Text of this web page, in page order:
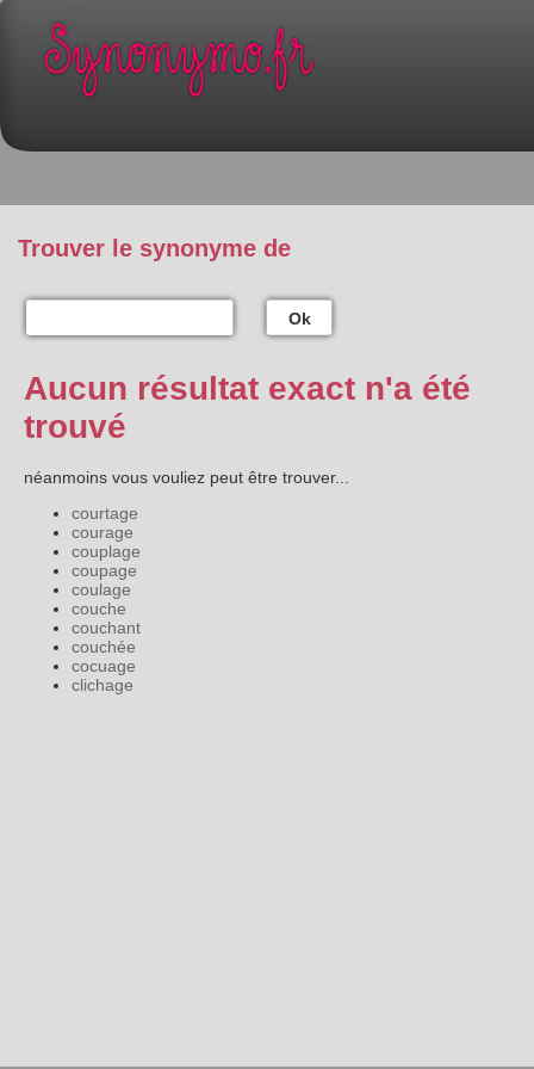
Trouver le synonyme de
Ok
Aucun résultat exact n'a été
trouvé
néanmoins vous vouliez peut être trouver...
courtage
courage
couplage
coupage
coulage
couche
couchant
couchée
cocuage
clichage